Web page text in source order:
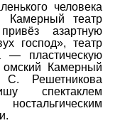
человека
Камерный театр
азартную
господ», театр
— пластическую
Камерный
Решетникова
спектаклем